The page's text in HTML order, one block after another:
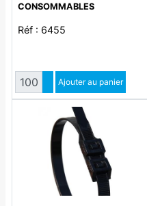
CONSOMMABLES
Réf : 6455
QuantitéAugmenter quantité
Diminuer quantité
Ajouter au panier